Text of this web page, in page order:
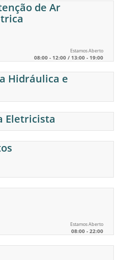
de Ar
Estamos Aberto
08:00 - 12:00 / 13:00 - 19:00
Hidráulica e
Eletricista
Estamos Aberto
08:00 - 22:00